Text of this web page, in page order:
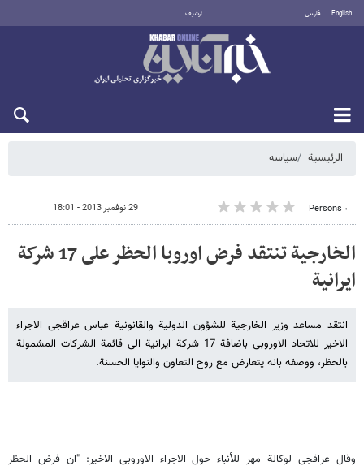
English فارسی أرشيف
الرئيسية سیاسه
٠ Persons 29 نوفمبر 2013 - 18:01
الخارجیة تنتقد فرض اوروبا الحظر على 17 شرکة
ایرانیة
انتقد مساعد وزیر الخارجیة للشؤون الدولیة والقانونیة عباس عراقجی الاجراء
الاخیر للاتحاد الاوروبی باضافة 17 شرکة ایرانیة الى قائمة الشرکات المشمولة
بالحظر، ووصفه بانه یتعارض مع روح التعاون والنوایا الحسنة.
وقال عراقجی لوکالة مهر للأنباء حول الاجراء الاوروبی الاخیر: "ان فرض الحظر